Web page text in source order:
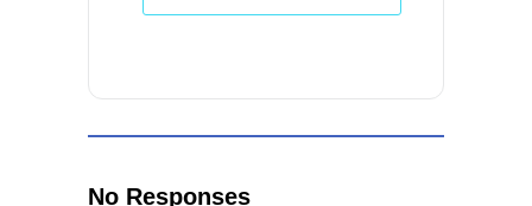
No Responses